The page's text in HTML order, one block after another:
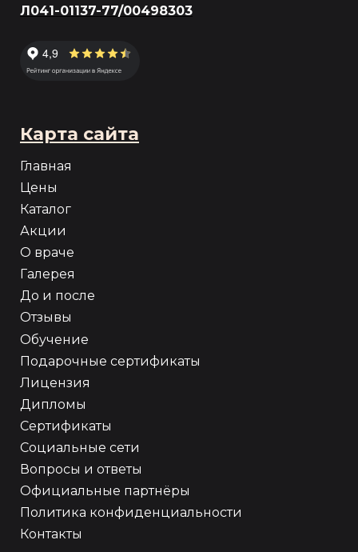
Л041-01137-77/00498303
Карта сайта
Главная
Цены
Каталог
Акции
О враче
Галерея
До и после
Отзывы
Обучение
Подарочные сертификаты
Лицензия
Дипломы
Сертификаты
Социальные сети
Вопросы и ответы
Официальные партнёры
Политика конфиденциальности
Контакты